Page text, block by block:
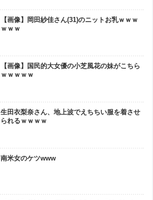
【画像】岡田紗佳さん(31)のニットお乳ｗｗｗ
ｗｗｗ
【画像】国民的大女優の小芝風花の妹がこちら
ｗｗｗｗｗ
生田衣梨奈さん、地上波でえちちい服を着させ
られるｗｗｗｗ
南米女のケツwww